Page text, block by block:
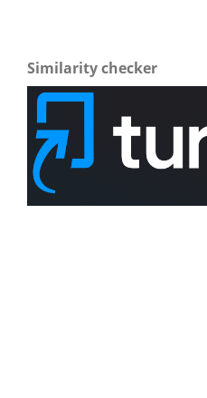
Similarity checker